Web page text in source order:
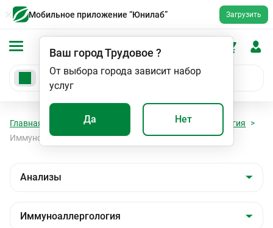
Мобильное приложение “Юнилаб” Загрузить
Ваш городТрудовое ?
От выбора города зависит набор
услуг
Да Нет
Главная Анализы
Иммуноаллергология
Иммуноаллергология